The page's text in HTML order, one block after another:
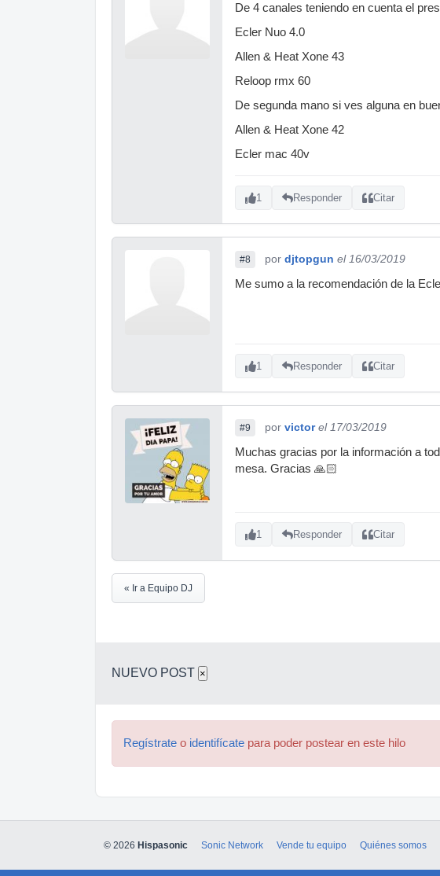
De 4 canales teniendo en cuenta el
Ecler Nuo 4.0
Allen & Heat Xone 43
Reloop rmx 60
De segunda mano si ves alguna en
Allen & Heat Xone 42
Ecler mac 40v
1 Responder Citar
#8 por djtopgun el 16/03/2019
Me sumo a la recomendación de la
1 Responder Citar
#9 por victor el 17/03/2019
Muchas gracias por la información a
mesa. Gracias 🙏🏻
1 Responder Citar
« Ir a Equipo DJ
NUEVO POST ×
Regístrate o identifícate para poder postear en este hilo
© 2026 Hispasonic Sonic Network Vende tu equipo Quiénes somos